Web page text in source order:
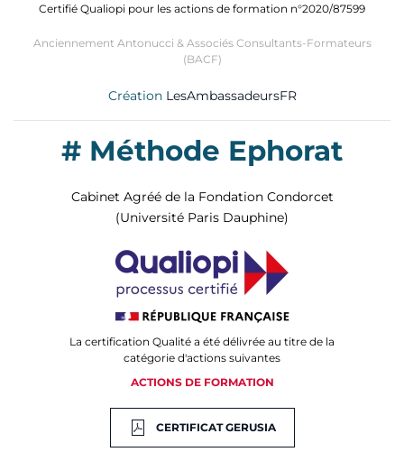
Certifié Qualiopi pour les actions de formation n°2020/87599
Anciennement Antonucci & Associés Consultants-Formateurs
(BACF)
Création LesAmbassadeursFR
# Méthode Ephorat
Cabinet Agréé de la Fondation Condorcet
(Université Paris Dauphine)
La certification Qualité a été délivrée au titre de la
catégorie d'actions suivantes
ACTIONS DE FORMATION
CERTIFICAT GERUSIA